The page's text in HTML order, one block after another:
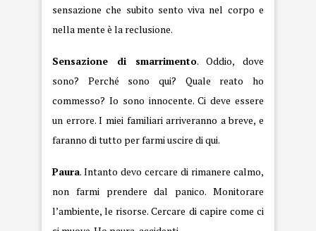
sensazione che subito sento viva nel corpo e
nella mente è la reclusione.
Sensazione di smarrimento. Oddio, dove
sono? Perché sono qui? Quale reato ho
commesso? Io sono innocente. Ci deve essere
un errore. I miei familiari arriveranno a breve, e
faranno di tutto per farmi uscire di qui.
Paura. Intanto devo cercare di rimanere calmo,
non farmi prendere dal panico. Monitorare
l’ambiente, le risorse. Cercare di capire come ci